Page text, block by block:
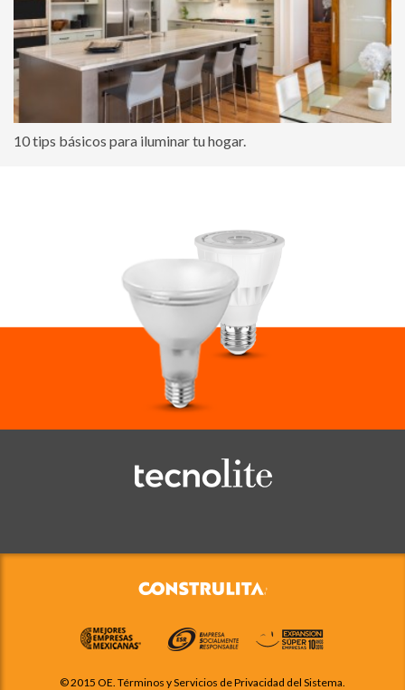
10 tips básicos para iluminar tu hogar.
© 2015 OE. Términos y Servicios de Privacidad del Sistema.